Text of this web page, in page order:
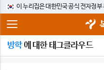
이 누리집은 대한민국 공식 전자정부
방학에 대한 태그클라우드